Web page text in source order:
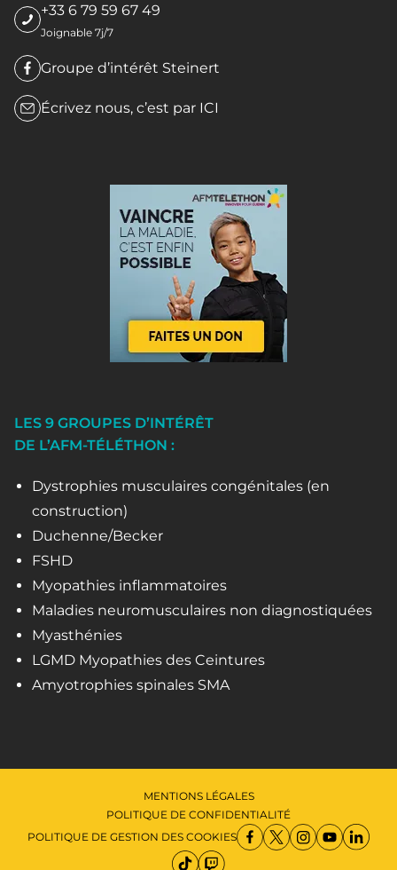
+33 6 79 59 67 49
Joignable 7j/7
Groupe d’intérêt Steinert
Écrivez nous, c’est par ICI
LES 9 GROUPES D’INTÉRÊT
DE L’AFM-TÉLÉTHON :
Dystrophies musculaires congénitales (en
construction)
Duchenne/Becker
FSHD
Myopathies inflammatoires
Maladies neuromusculaires non diagnostiquées
Myasthénies
LGMD Myopathies des Ceintures
Amyotrophies spinales SMA
MENTIONS LÉGALES
POLITIQUE DE CONFIDENTIALITÉ
POLITIQUE DE GESTION DES COOKIES